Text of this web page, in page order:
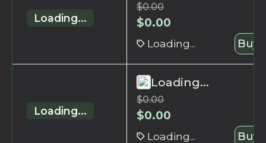
Loading...
$0.00
$0.00
Loading... Buy
Loading...
Loading...
$0.00
$0.00
Loading... Buy